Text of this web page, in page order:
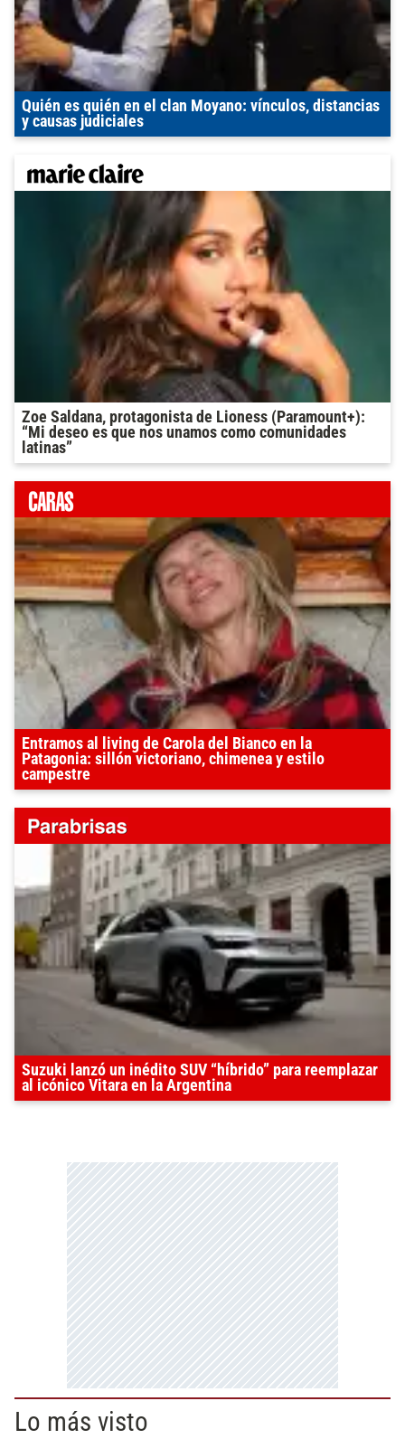
Quién es quién en el clan Moyano: vínculos, distancias
y causas judiciales
Zoe Saldana, protagonista de Lioness (Paramount+):
“Mi deseo es que nos unamos como comunidades
latinas”
Entramos al living de Carola del Bianco en la
Patagonia: sillón victoriano, chimenea y estilo
campestre
Suzuki lanzó un inédito SUV “híbrido” para reemplazar
al icónico Vitara en la Argentina
Lo más visto